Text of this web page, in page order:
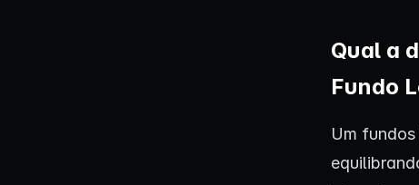
Qual a
Fundo
Um